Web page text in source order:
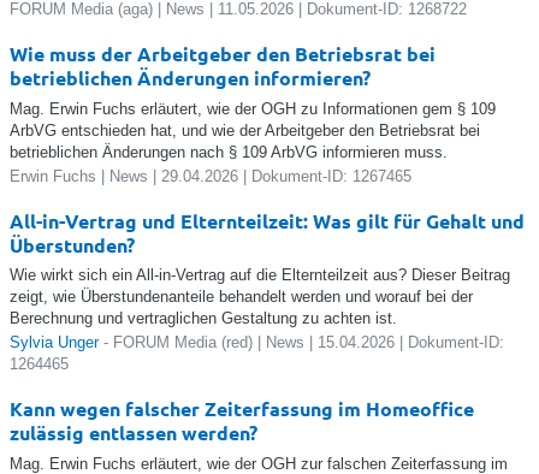
FORUM Media (aga) | News | 11.05.2026 | Dokument-ID: 1268722
Wie muss der Arbeitgeber den Betriebsrat bei
betrieblichen Änderungen informieren?
Mag. Erwin Fuchs erläutert, wie der OGH zu Informationen gem § 109
ArbVG entschieden hat, und wie der Arbeitgeber den Betriebsrat bei
betrieblichen Änderungen nach § 109 ArbVG informieren muss.
Erwin Fuchs | News | 29.04.2026 | Dokument-ID: 1267465
All-in-Vertrag und Elternteilzeit: Was gilt für Gehalt und
Überstunden?
Wie wirkt sich ein All-in-Vertrag auf die Elternteilzeit aus? Dieser Beitrag
zeigt, wie Überstundenanteile behandelt werden und worauf bei der
Berechnung und vertraglichen Gestaltung zu achten ist.
Sylvia Unger- FORUM Media (red) | News | 15.04.2026 | Dokument-ID:
1264465
Kann wegen falscher Zeiterfassung im Homeoffice
zulässig entlassen werden?
Mag. Erwin Fuchs erläutert, wie der OGH zur falschen Zeiterfassung im